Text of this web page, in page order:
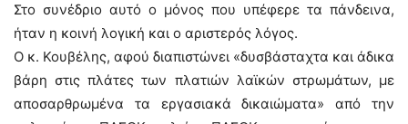
Στο συνέδριο αυτό ο μόνος που υπέφερε τα πάνδεινα,
ήταν η κοινή λογική και ο αριστερός λόγος.
Ο κ. Κουβέλης, αφού διαπιστώνει «δυσβάσταχτα και άδικα
βάρη στις πλάτες των πλατιών λαϊκών στρωμάτων, με
αποσαρθρωμένα τα εργασιακά δικαιώματα» από την